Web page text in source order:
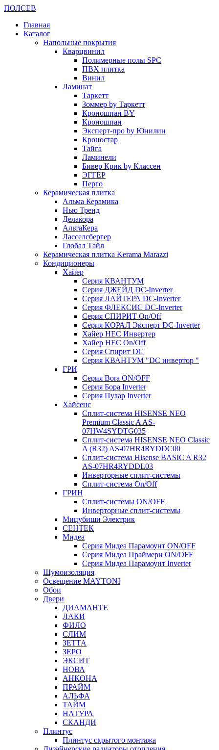
ПОЛСЕВ
Главная
Каталог
Напольные покрытия
Кварцвинил
Полимерные полы SPC
ПВХ плитка
Винил
Ламинат
Таркетт
Зоммер by Таркетт
Кроношпан BY
Кроношпан
Эксперт-про by Юнилин
Кроностар
Тайга
Ламинели
Бивер Крик by Классен
ЭГГЕР
Перго
Керамическая плитка
Альма Керамика
Нью Тренд
Делакора
АльтаКера
Ласселсбергер
Глобал Тайл
Керамическая плитка Kerama Marazzi
Кондиционеры
Хайер
Серия КВАНТУМ
Серия ДЖЕЙД DC-Inverter
Серия ЛАЙТЕРА DC-Inverter
Серия ФЛЕКСИС DC-Inverter
Серия СПИРИТ On/Off
Серия КОРАЛ Эксперт DC-Inverter
Хайер HEC Инвертер
Хайер HEC On/Off
Серия Спирит DC
Серия КВАНТУМ "DC инвертор "
ГРИ
Серия Bora ON/OFF
Серия Бора Inverter
Серия Пулар Inverter
Хайсенс
Сплит-система HISENSE NEO
Premium Classic A AS-
07HW4SYDTG035
Сплит-система HISENSE NEO Classic
A (R32) AS-07HR4RYDDC00
Сплит-система Hisense BASIC A R32
AS-07HR4RYDDL03
Инверторные сплит-системы
Сплит-система On/Off
ГРИН
Сплит-системы ON/OFF
Инверторные сплит-системы
Мицубиши Электрик
СЕНТЕК
Мидеа
Серия Мидеа Парамоунт ON/OFF
Серия Мидеа Праймери ON/OFF
Серия Мидеа Парамоунт Inverter
Шумоизоляция
Освещение MAYTONI
Обои
Двери
ДИАМАНТЕ
ЛАКИ
ФИЛО
СЛИМ
ЗЕТТА
ЗЕРО
ЭКСИТ
НОВА
АНКОНА
ПРАЙМ
АЛЬФА
ТАЙМ
НАТУРА
СКАНДИ
Плинтус
Плинтус скрытого монтажа